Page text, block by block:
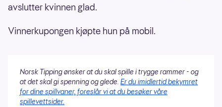
avslutter kvinnen glad.
Vinnerkupongen kjøpte hun på mobil.
Norsk Tipping ønsker at du skal spille i trygge rammer - og
at det skal gi spenning og glede. Er du imidlertid bekymret
for dine spillvaner, foreslår vi at du besøker våre
spillevettsider.